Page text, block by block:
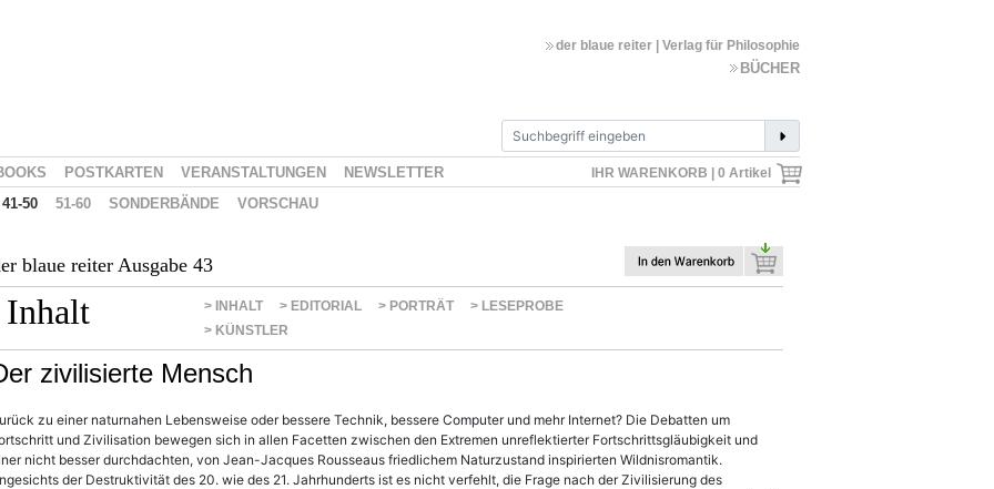
IHR WARENKORB | 0 Artikel
der blaue reiter | Verlag für Philosophie
BÜCHER
POSTKARTEN VERANSTALTUNGEN
NEWSLETTER
41-50 51-60 SONDERBÄNDE VORSCHAU
blaue reiter Ausgabe 43
Inhalt > INHALT > EDITORIAL > PORTRÄT
> LESEPROBE
> KÜNSTLER
zivilisierte Mensch
zu einer naturnahen Lebensweise oder bessere Technik, bessere Computer und mehr Internet? Die Debatten um
und Zivilisation bewegen sich in allen Facetten zwischen den Extremen unreflektierter Fortschrittsgläubigkeit und
nicht besser durchdachten, von Jean-Jacques Rousseaus friedlichem Naturzustand inspirierten Wildnisromantik.
der Destruktivität des 20. wie des 21. Jahrhunderts ist es nicht verfehlt, die Frage nach der Zivilisierung des